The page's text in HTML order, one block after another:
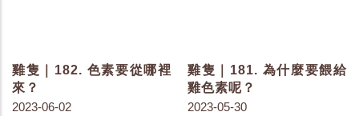
－老鼠的常經之路
2023-07-18
－老鼠的大本營
2023-07-18